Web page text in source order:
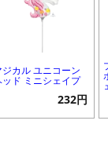
ジカル ユニコーン
ッド ミニシェイプ
232円